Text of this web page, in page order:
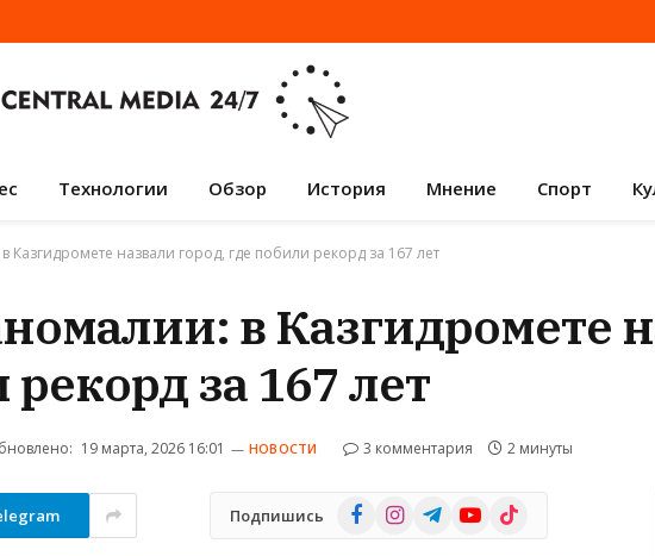
Технологии Обзор История Мнение Спорт
назвали город, где побили рекорд за 167 лет
в Казгидромете
за 167 лет
19 марта, 2026 16:01 НОВОСТИ 3 комментария 2 минуты
Подпишись FacebookInstagramTelegramYouTube
TikTok